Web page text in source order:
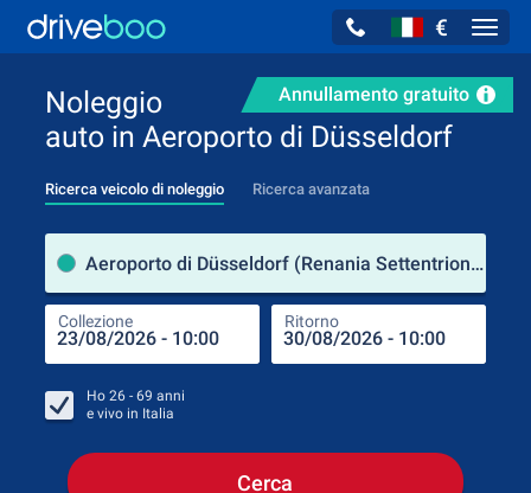
€
Annullamento gratuito
Noleggio
auto in Aeroporto di Düsseldorf
Ricerca veicolo di noleggio Ricerca avanzata
Aeroporto di Düsseldorf (Renania Settentrionale-Vestfalia / Germania)
Collezione Ritorno
Ho 26 - 69 anni
e vivo in Italia
Cerca